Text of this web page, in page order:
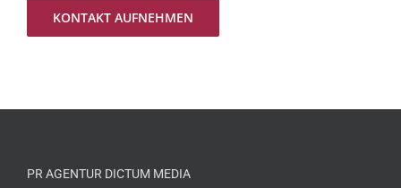
KONTAKT AUFNEHMEN
PR AGENTUR DICTUM MEDIA